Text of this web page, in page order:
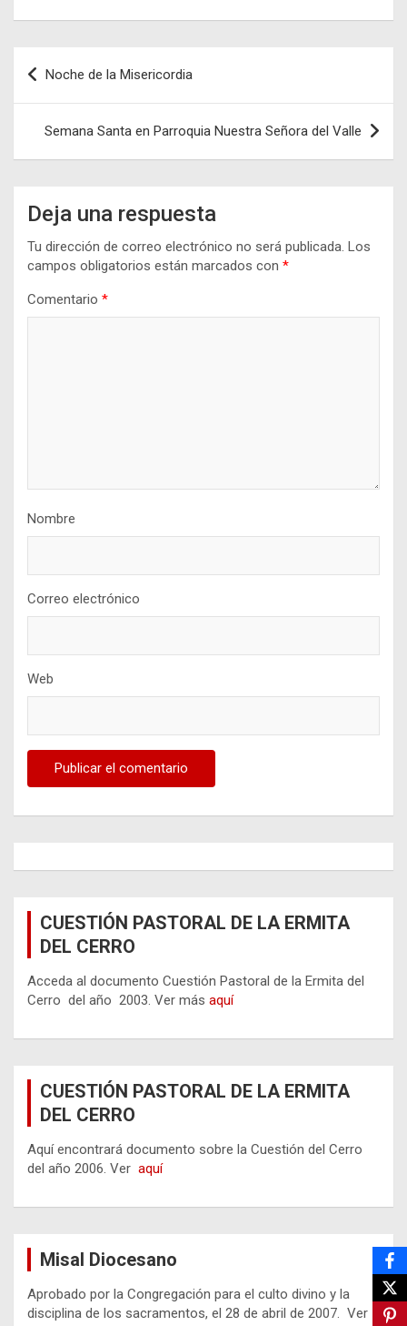
Navegación
de
entradas
Noche de la Misericordia
Semana Santa en Parroquia Nuestra Señora del Valle
Deja una respuesta
Tu dirección de correo electrónico no será publicada. Los
campos obligatorios están marcados con *
Comentario *
Nombre
Correo electrónico
Web
CUESTIÓN PASTORAL DE LA ERMITA
DEL CERRO
Acceda al documento Cuestión Pastoral de la Ermita del
Cerro del año 2003. Ver más aquí
CUESTIÓN PASTORAL DE LA ERMITA
DEL CERRO
Aquí encontrará documento sobre la Cuestión del Cerro
del año 2006. Ver aquí
Misal Diocesano
Aprobado por la Congregación para el culto divino y la
disciplina de los sacramentos, el 28 de abril de 2007. Ver